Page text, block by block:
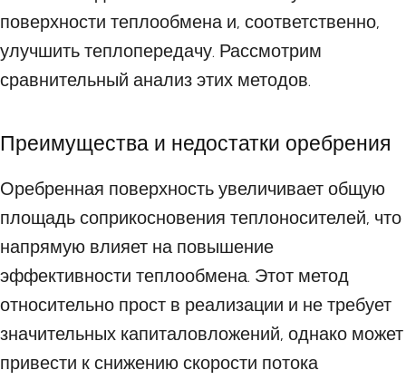
поверхности теплообмена и, соответственно,
улучшить теплопередачу. Рассмотрим
сравнительный анализ этих методов.
Преимущества и недостатки оребрения
Оребренная поверхность увеличивает общую
площадь соприкосновения теплоносителей, что
напрямую влияет на повышение
эффективности теплообмена. Этот метод
относительно прост в реализации и не требует
значительных капиталовложений, однако может
привести к снижению скорости потока